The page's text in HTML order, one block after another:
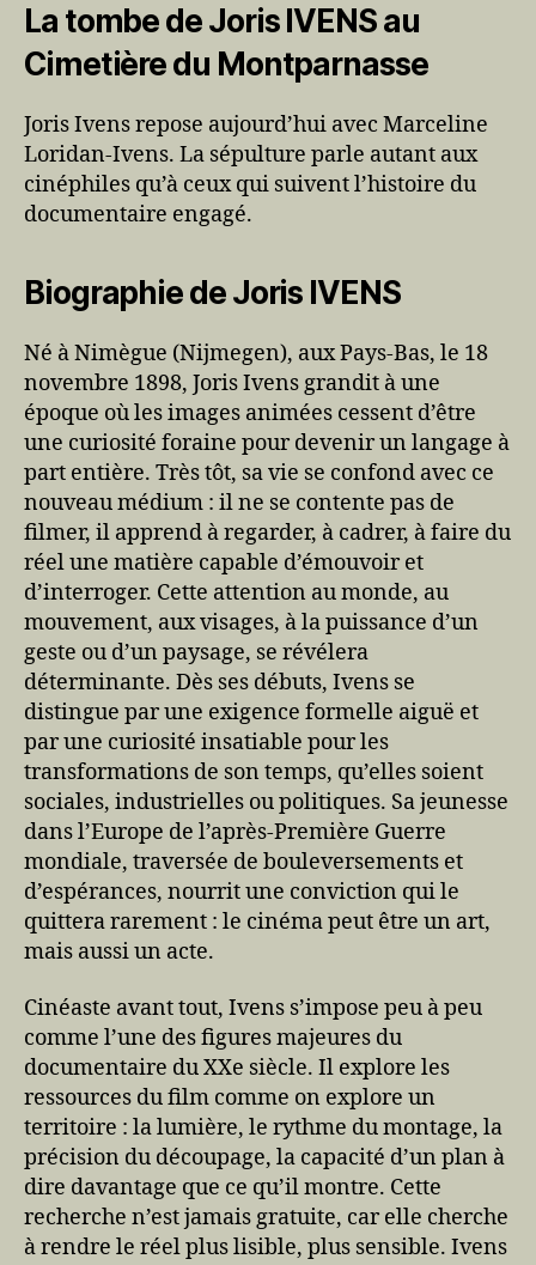
La tombe de Joris IVENS au
Cimetière du Montparnasse
Joris Ivens repose aujourd’hui avec Marceline
Loridan-Ivens. La sépulture parle autant aux
cinéphiles qu’à ceux qui suivent l’histoire du
documentaire engagé.
Biographie de Joris IVENS
Né à Nimègue (Nijmegen), aux Pays-Bas, le 18
novembre 1898, Joris Ivens grandit à une
époque où les images animées cessent d’être
une curiosité foraine pour devenir un langage à
part entière. Très tôt, sa vie se confond avec ce
nouveau médium : il ne se contente pas de
filmer, il apprend à regarder, à cadrer, à faire du
réel une matière capable d’émouvoir et
d’interroger. Cette attention au monde, au
mouvement, aux visages, à la puissance d’un
geste ou d’un paysage, se révélera
déterminante. Dès ses débuts, Ivens se
distingue par une exigence formelle aiguë et
par une curiosité insatiable pour les
transformations de son temps, qu’elles soient
sociales, industrielles ou politiques. Sa jeunesse
dans l’Europe de l’après-Première Guerre
mondiale, traversée de bouleversements et
d’espérances, nourrit une conviction qui le
quittera rarement : le cinéma peut être un art,
mais aussi un acte.
Cinéaste avant tout, Ivens s’impose peu à peu
comme l’une des figures majeures du
documentaire du XXe siècle. Il explore les
ressources du film comme on explore un
territoire : la lumière, le rythme du montage, la
précision du découpage, la capacité d’un plan à
dire davantage que ce qu’il montre. Cette
recherche n’est jamais gratuite, car elle cherche
à rendre le réel plus lisible, plus sensible. Ivens